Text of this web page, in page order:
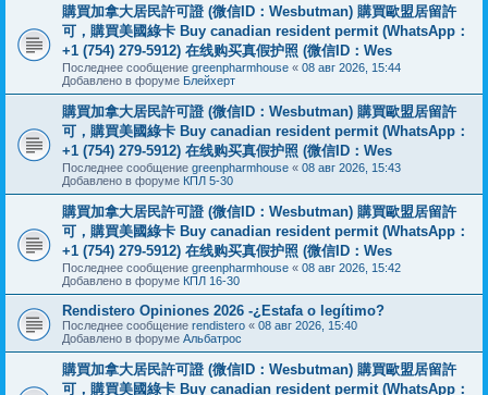
購買加拿大居民許可證 (微信ID：Wesbutman) 購買歐盟居留許
可，購買美國綠卡 Buy canadian resident permit (WhatsApp：
+1 (754) 279-5912) 在线购买真假护照 (微信ID：Wes
Последнее сообщение greenpharmhouse « 08 авг 2026, 15:44
Добавлено в форуме Блейхерт
購買加拿大居民許可證 (微信ID：Wesbutman) 購買歐盟居留許
可，購買美國綠卡 Buy canadian resident permit (WhatsApp：
+1 (754) 279-5912) 在线购买真假护照 (微信ID：Wes
Последнее сообщение greenpharmhouse « 08 авг 2026, 15:43
Добавлено в форуме КПЛ 5-30
購買加拿大居民許可證 (微信ID：Wesbutman) 購買歐盟居留許
可，購買美國綠卡 Buy canadian resident permit (WhatsApp：
+1 (754) 279-5912) 在线购买真假护照 (微信ID：Wes
Последнее сообщение greenpharmhouse « 08 авг 2026, 15:42
Добавлено в форуме КПЛ 16-30
Rendistero Opiniones 2026 -¿Estafa o legítimo?
Последнее сообщение rendistero « 08 авг 2026, 15:40
Добавлено в форуме Альбатрос
購買加拿大居民許可證 (微信ID：Wesbutman) 購買歐盟居留許
可，購買美國綠卡 Buy canadian resident permit (WhatsApp：